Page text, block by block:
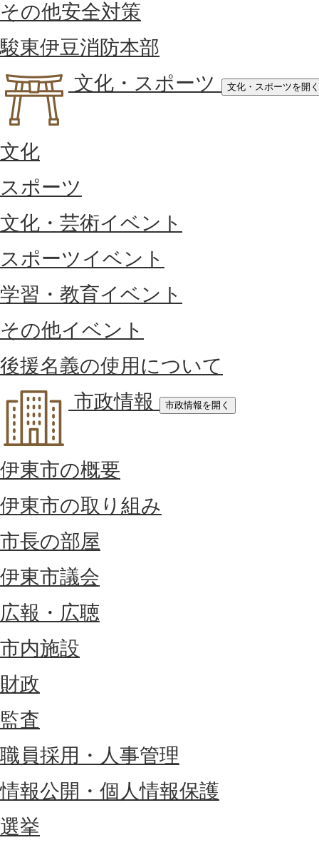
その他安全対策
駿東伊豆消防本部
文化・スポーツ
文化・スポーツを開く
文化
スポーツ
文化・芸術イベント
スポーツイベント
学習・教育イベント
その他イベント
後援名義の使用について
市政情報
市政情報を開く
伊東市の概要
伊東市の取り組み
市長の部屋
伊東市議会
広報・広聴
市内施設
財政
監査
職員採用・人事管理
情報公開・個人情報保護
選挙